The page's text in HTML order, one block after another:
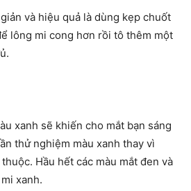
và hiệu quả là dùng kẹp chuốt
lông mi cong hơn rồi tô thêm một
xanh sẽ khiến cho mắt bạn sáng
thử nghiệm màu xanh thay vì
Hầu hết các màu mắt đen và
xanh.